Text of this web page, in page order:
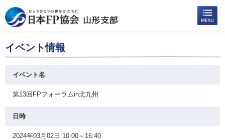
イベント情報
イベント名
第13回FPフォーラムin北九州
日時
2024年03月02日 10:00～16:40